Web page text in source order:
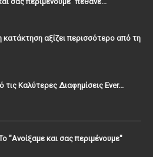
κατάκτηση αξίζει περισσότερο από τη
Καλύτερες Διαφημίσεις Ever...
"Ανοίξαμε και σας περιμένουμε"